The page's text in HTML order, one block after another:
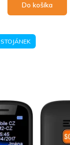
Do košíka
STOJÁNEK